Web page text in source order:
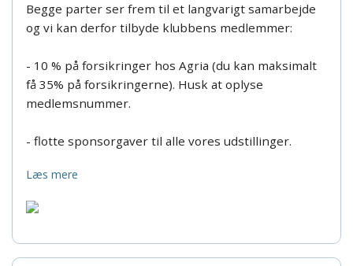
Begge parter ser frem til et langvarigt samarbejde
og vi kan derfor tilbyde klubbens medlemmer:
- 10 % på forsikringer hos Agria (du kan maksimalt
få 35% på forsikringerne). Husk at oplyse
medlemsnummer.
- flotte sponsorgaver til alle vores udstillinger.
Læs mere